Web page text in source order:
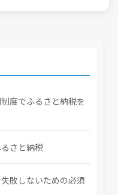
度でふるさと納税を
さと納税
敗しないための必須